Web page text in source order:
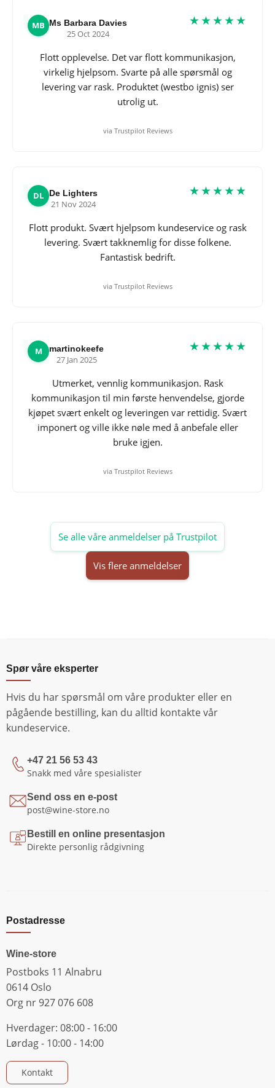
MB Ms Barbara Davies
25 Oct 2024
★★★★★
Flott opplevelse. Det var flott kommunikasjon,
virkelig hjelpsom. Svarte på alle spørsmål og
levering var rask. Produktet (westbo ignis) ser
utrolig ut.
via Trustpilot Reviews
DL De Lighters
21 Nov 2024
★★★★★
Flott produkt. Svært hjelpsom kundeservice og rask
levering. Svært takknemlig for disse folkene.
Fantastisk bedrift.
via Trustpilot Reviews
M martinokeefe
27 Jan 2025
★★★★★
Utmerket, vennlig kommunikasjon. Rask
kommunikasjon til min første henvendelse, gjorde
kjøpet svært enkelt og leveringen var rettidig. Svært
imponert og ville ikke nøle med å anbefale eller
bruke igjen.
via Trustpilot Reviews
Se alle våre anmeldelser på Trustpilot
Vis flere anmeldelser
Spør våre eksperter
Hvis du har spørsmål om våre produkter eller en
pågående bestilling, kan du alltid kontakte vår
kundeservice.
+47 21 56 53 43
Snakk med våre spesialister
Send oss en e-post
post@wine-store.no
Bestill en online presentasjon
Direkte personlig rådgivning
Postadresse
Wine-store
Postboks 11 Alnabru
0614 Oslo
Org nr 927 076 608
Hverdager: 08:00 - 16:00
Lørdag - 10:00 - 14:00
Kontakt